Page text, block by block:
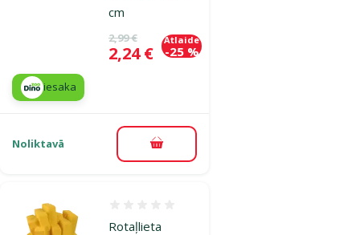
cm
Oriģinālā cena
2,99 €
Cena
2,24 €
Atlaide
-25 %
iesaka
Noliktavā Pievienot grozam
Rotaļlieta